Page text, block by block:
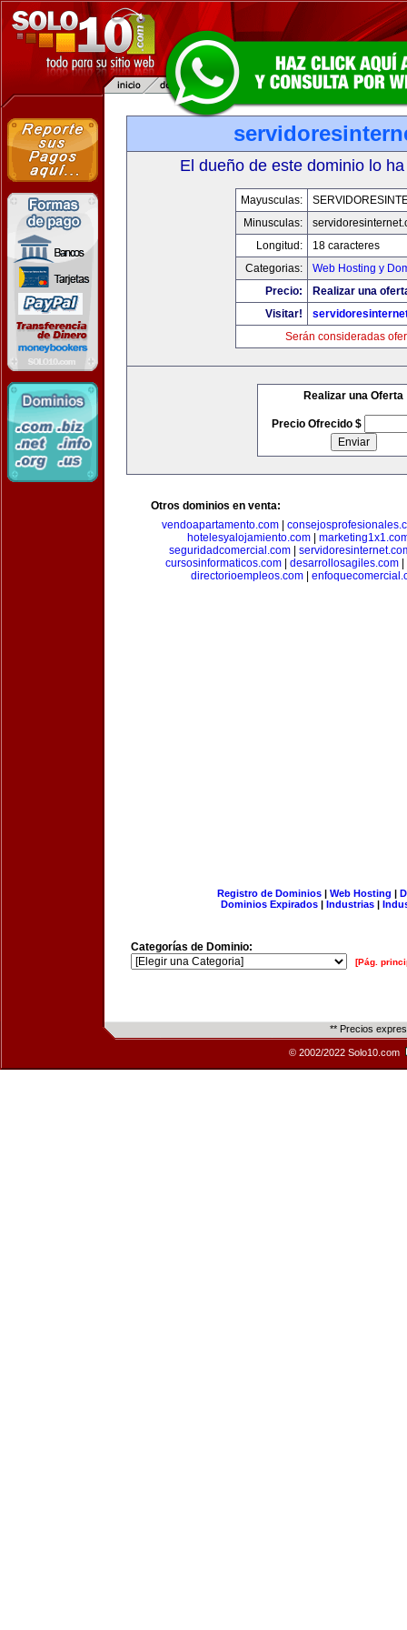
El dueño de este dominio lo
Mayusculas:
Minusculas:
Longitud:
18 caracteres
Categorias:
Web Hosting y
Precio:
Realizar una
Visitar!
Serán consideradas
Realizar una Oferta
Precio Ofrecido $
Otros dominios en venta:
vendoapartamento.com
hotelesyalojamiento.com|
seguridadcomercial.com|
cursosinformaticos.com
desarrollosagiles.com
directorioempleos.com
Registro de Dominios| Web Hosting |
Dominios Expirados | Industrias |
Categorías de Dominio:
[Pág.
** Precios
© 2002/2022 Solo10.com